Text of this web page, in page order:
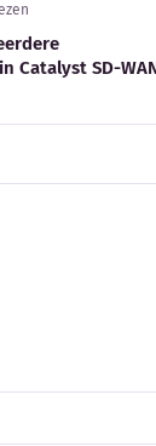
Catalyst SD-